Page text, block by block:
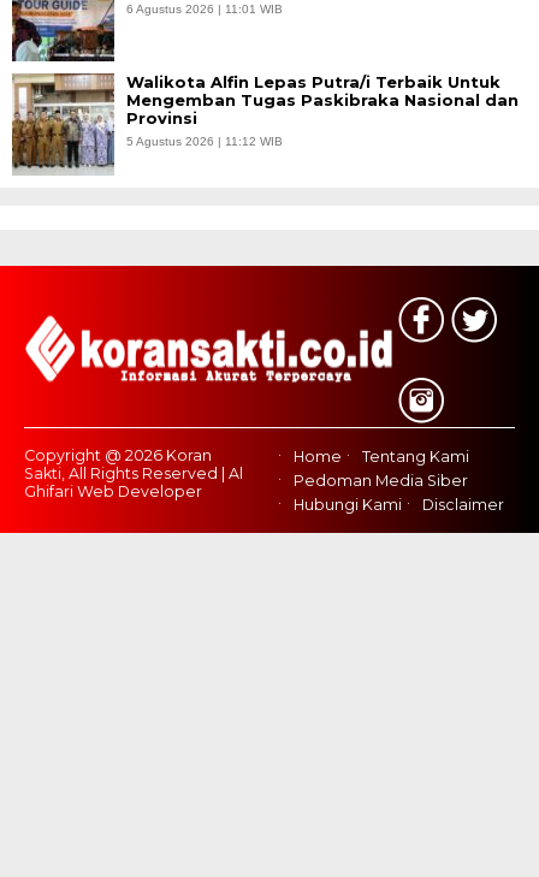
6 Agustus 2026 | 11:01 WIB
Walikota Alfin Lepas Putra/i Terbaik Untuk
Mengemban Tugas Paskibraka Nasional dan
Provinsi
5 Agustus 2026 | 11:12 WIB
Copyright @ 2026 Koran
Sakti, All Rights Reserved | Al
Ghifari Web Developer
Home
Tentang Kami
Pedoman Media Siber
Hubungi Kami
Disclaimer